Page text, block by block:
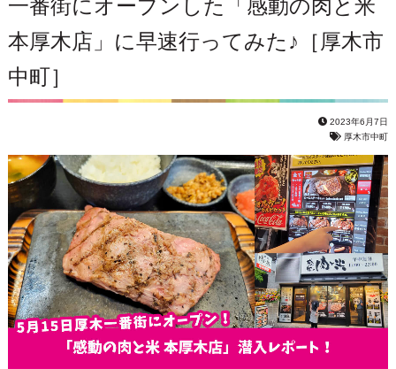
一番街にオープンした「感動の肉と米
本厚木店」に早速行ってみた♪［厚木市
中町］
2023年6月7日
厚木市中町